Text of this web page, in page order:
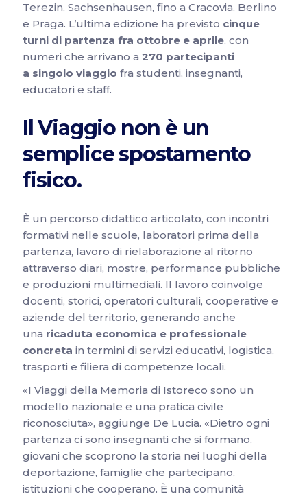
Terezin, Sachsenhausen, fino a Cracovia, Berlino
e Praga. L’ultima edizione ha previsto cinque
turni di partenza fra ottobre e aprile, con
numeri che arrivano a 270 partecipanti
a singolo viaggio fra studenti, insegnanti,
educatori e staff.
Il Viaggio non è un
semplice spostamento
fisico.
È un percorso didattico articolato, con incontri
formativi nelle scuole, laboratori prima della
partenza, lavoro di rielaborazione al ritorno
attraverso diari, mostre, performance pubbliche
e produzioni multimediali. Il lavoro coinvolge
docenti, storici, operatori culturali, cooperative e
aziende del territorio, generando anche
una ricaduta economica e professionale
concreta in termini di servizi educativi, logistica,
trasporti e filiera di competenze locali.
«I Viaggi della Memoria di Istoreco sono un
modello nazionale e una pratica civile
riconosciuta», aggiunge De Lucia. «Dietro ogni
partenza ci sono insegnanti che si formano,
giovani che scoprono la storia nei luoghi della
deportazione, famiglie che partecipano,
istituzioni che cooperano. È una comunità